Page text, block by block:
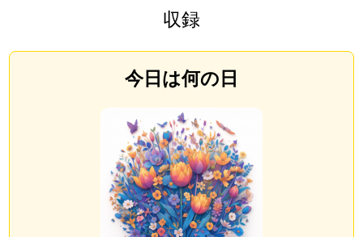
収録
今日は何の日